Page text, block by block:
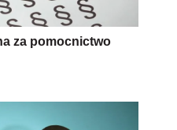
za pomocnictwo